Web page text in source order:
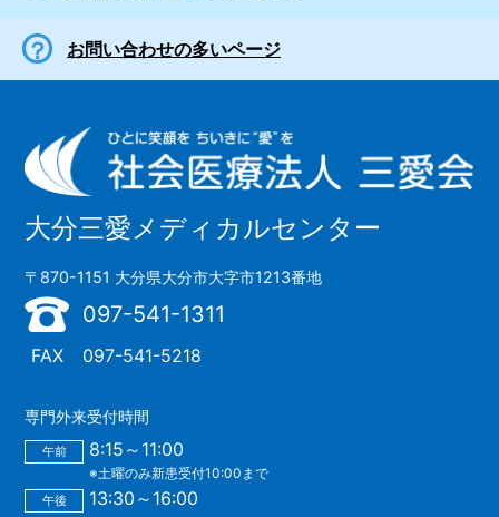
お問い合わせの多いページ
大分三愛メディカルセンター
〒870-1151 大分県大分市大字市1213番地
097-541-1311
FAX 097-541-5218
専門外来受付時間
午前 8:15～11:00
※土曜のみ新患受付10:00まで
午後 13:30～16:00